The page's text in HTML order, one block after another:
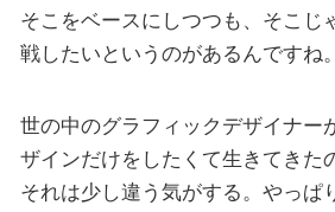
そこをベースにしつつも、そこじ
戦したいというのがあるんですね。
世の中のグラフィックデザイナー
ザインだけをしたくて生きてきた
それは少し違う気がする。やっぱ